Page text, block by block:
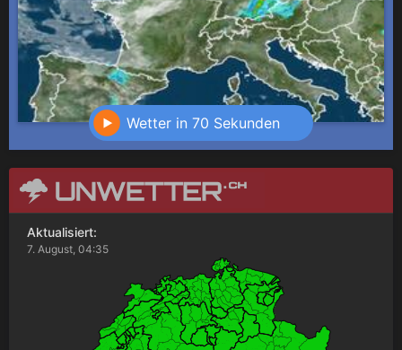
Wetter in 70 Sekunden
Aktualisiert:
7. August, 04:35